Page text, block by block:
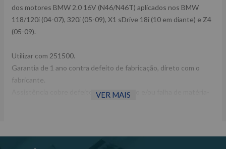
dos motores BMW 2.0 16V (N46/N46T) aplicados nos BMW
118/120i (04-07), 320i (05-09), X1 sDrive 18i (10 em diante) e Z4
(05-09).
Utilizar com 251500.
Garantia de 1 ano contra defeito de fabricação, direto com o
fabricante.
Assistência cobre defeitos de fabricação e/ou falha de matéria-
VER MAIS